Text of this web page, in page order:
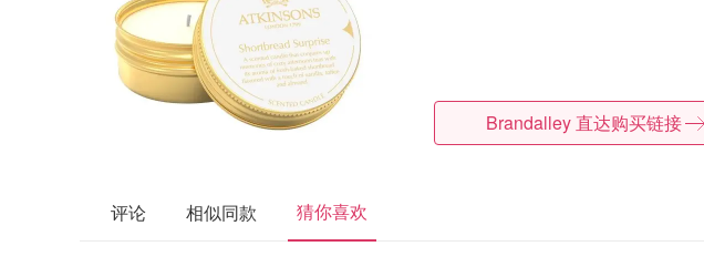
Brandalley 直达购买链接
评论 相似同款 猜你喜欢